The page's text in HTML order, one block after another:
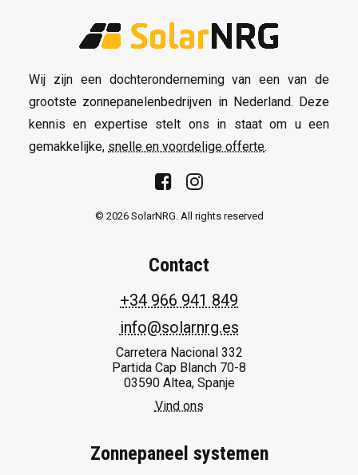
Wij zijn een dochteronderneming van een van de
grootste zonnepanelenbedrijven in Nederland. Deze
kennis en expertise stelt ons in staat om u een
gemakkelijke, snelle en voordelige offerte.
© 2026 SolarNRG. All rights reserved
Contact
+34 966 941 849
info@solarnrg.es
Carretera Nacional 332
Partida Cap Blanch 70-8
03590 Altea, Spanje
Vind ons
Zonnepaneel systemen